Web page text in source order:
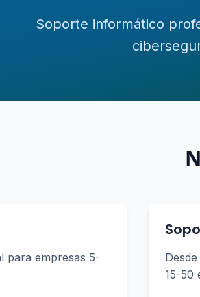
Soporte informático
para empresas 5-
15-50